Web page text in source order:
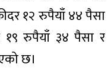
१२ रुपैयाँ ४४ पैसा
१९ रुपैयाँ ३४ पैसा र
छ।